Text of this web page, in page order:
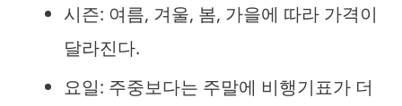
시즌: 여름, 겨울, 봄, 가을에 따라 가격이
달라진다.
요일: 주중보다는 주말에 비행기표가 더